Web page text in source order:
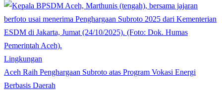
Lingkungan
Aceh Raih Penghargaan Subroto atas Program Vokasi Energi
Berbasis Daerah